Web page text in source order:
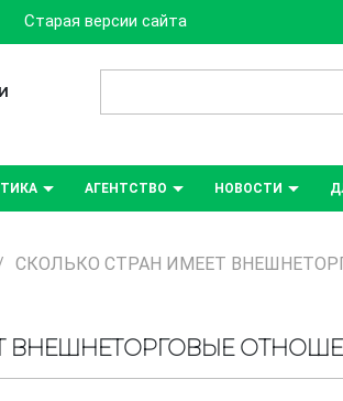
Старая версии сайта
АГЕНТСТВО НОВОСТИ
СКОЛЬКО СТРАН ИМЕЕТ
ВНЕШНЕТОРГОВЫЕ